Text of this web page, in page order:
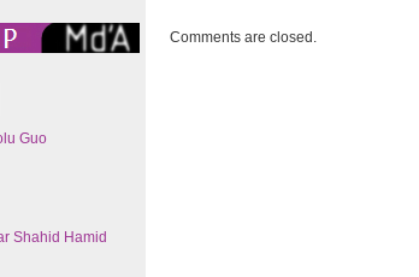
Guo
Shahid Hamid
Comments are closed.